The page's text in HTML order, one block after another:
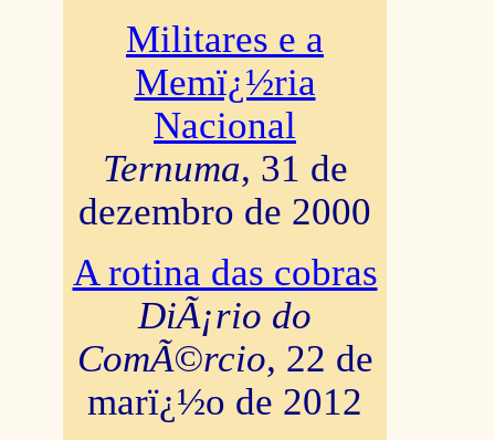
Militares e a
Memï¿½ria
Nacional
Ternuma, 31 de
dezembro de 2000
A rotina das cobras
DiÃ¡rio do
ComÃ©rcio, 22 de
marï¿½o de 2012